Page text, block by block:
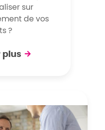
sur
de vos
?
plus